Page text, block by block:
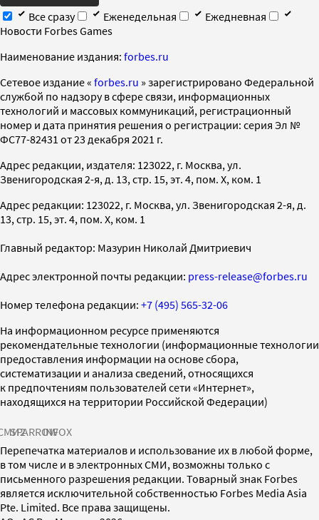
Все сразу
Еженедельная
Ежедневная
Новости Forbes Games
Наименование издания: forbes.ru
Cетевое издание « forbes.ru » зарегистрировано Федеральной
службой по надзору в сфере связи, информационных
технологий и массовых коммуникаций, регистрационный
номер и дата принятия решения о регистрации: серия Эл №
ФС77-82431 от 23 декабря 2021 г.
Адрес редакции, издателя: 123022, г. Москва, ул.
Звенигородская 2-я, д. 13, стр. 15, эт. 4, пом. X, ком. 1
Адрес редакции: 123022, г. Москва, ул. Звенигородская 2-я, д.
13, стр. 15, эт. 4, пом. X, ком. 1
Главный редактор: Мазурин Николай Дмитриевич
Адрес электронной почты редакции: press-release@forbes.ru
Номер телефона редакции: +7 (495) 565-32-06
На информационном ресурсе применяются
рекомендательные технологии (информационные технологии
предоставления информации на основе сбора,
систематизации и анализа сведений, относящихся
к предпочтениям пользователей сети «Интернет»,
находящихся на территории Российской Федерации)
SPARROWINFOX
Перепечатка материалов и использование их в любой форме,
в том числе и в электронных СМИ, возможны только с
письменного разрешения редакции. Товарный знак Forbes
является исключительной собственностью Forbes Media Asia
Pte. Limited. Все права защищены.